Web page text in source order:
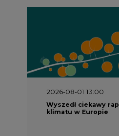
2026-08-01 13:00
Wyszedł ciekawy
klimatu w Europie